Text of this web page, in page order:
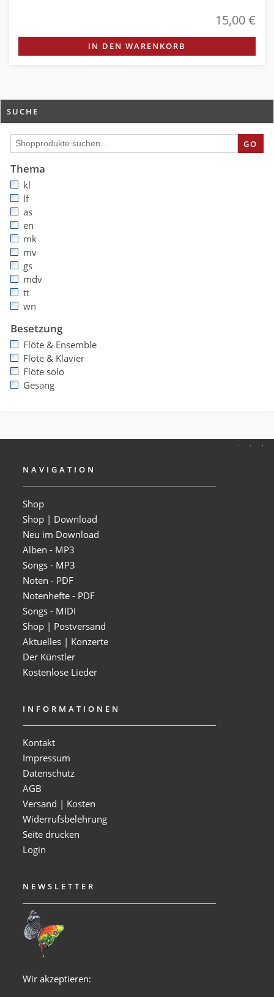
15,00 €
IN DEN WARENKORB
SUCHE
GO
Thema
kl
lf
as
en
mk
mv
gs
mdv
tt
wn
Besetzung
Flöte & Ensemble
Flöte & Klavier
Flöte solo
Gesang
NAVIGATION
Shop
Shop | Download
Neu im Download
Alben - MP3
Songs - MP3
Noten - PDF
Notenhefte - PDF
Songs - MIDI
Shop | Postversand
Aktuelles | Konzerte
Der Künstler
Kostenlose Lieder
INFORMATIONEN
Kontakt
Impressum
Datenschutz
AGB
Versand | Kosten
Widerrufsbelehrung
Seite drucken
Login
NEWSLETTER
Wir akzeptieren: